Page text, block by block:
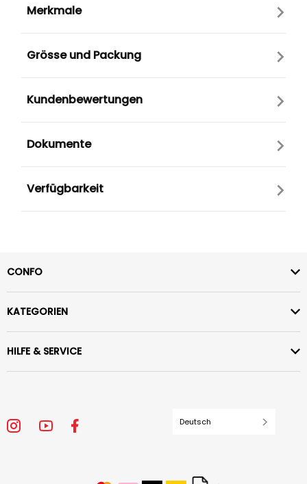
Merkmale
Grösse und Packung
Kundenbewertungen
Dokumente
Verfügbarkeit
CONFO
KATEGORIEN
HILFE & SERVICE
Deutsch